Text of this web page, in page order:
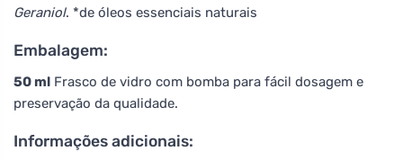
Geraniol. *de óleos essenciais naturais
Embalagem:
50 ml Frasco de vidro com bomba para fácil dosagem e
preservação da qualidade.
Informações adicionais: